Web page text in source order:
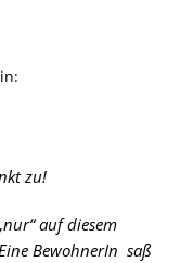
zu!
auf diesem
BewohnerIn saß